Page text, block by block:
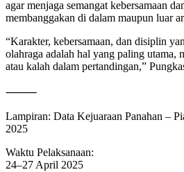
agar menjaga semangat kebersamaan
membanggakan di dalam maupun luar
“Karakter, kebersamaan, dan disiplin
olahraga adalah hal yang paling utama,
atau kalah dalam pertandingan,”
⸻
Lampiran: Data Kejuaraan Panahan –
2025
Waktu Pelaksanaan:
24–27 April 2025